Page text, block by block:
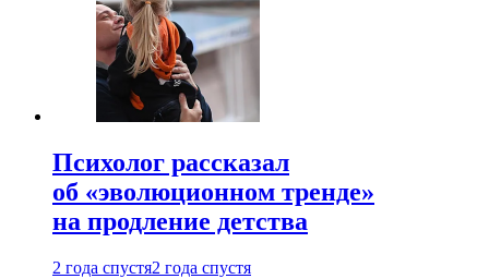
Психолог рассказал
об «эволюционном тренде»
на продление детства
2 года спустя2 года спустя